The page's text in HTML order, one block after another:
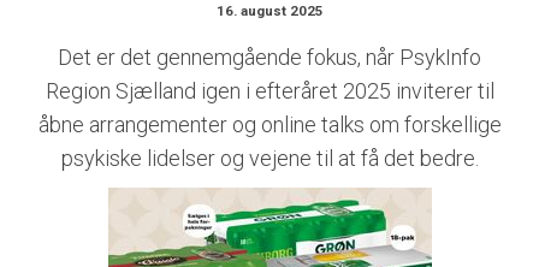
16. august 2025
Det er det gennemgående fokus, når PsykInfo
Region Sjælland igen i efteråret 2025 inviterer til
åbne arrangementer og online talks om forskellige
psykiske lidelser og vejene til at få det bedre.